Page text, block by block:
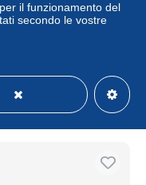
- 1999 - BOITE -
.
Residenziale
il funzionamento del
secondo le vostre